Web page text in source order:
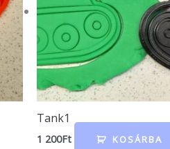
Tank1
1 200Ft KOSÁRBA